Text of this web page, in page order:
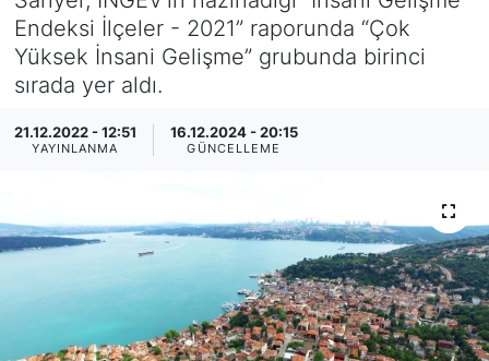
Endeksi İlçeler - 2021” raporunda “Çok
Yüksek İnsani Gelişme” grubunda birinci
sırada yer aldı.
21.12.2022 - 12:51
YAYINLANMA
16.12.2024 - 20:15
GÜNCELLEME
KÖŞE YAZILARI
KÖŞE YAZILARI (Arşiv)
KÜLTÜR SANAT
RÖPORTAJ
SAĞLIK